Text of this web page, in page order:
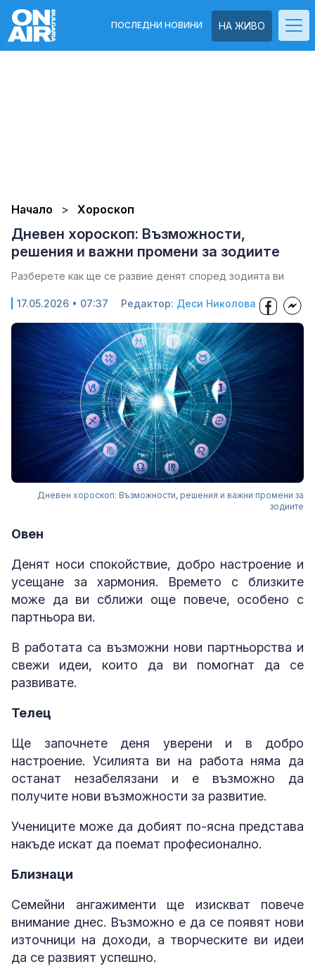
НА ЖИВО
ПОСЛЕДНИ НОВИНИ
Начало Хороскоп
Дневен хороскоп: Възможности,
решения и важни промени за зодиите
Разберете как ще се развие денят според зодията ви
17.05.2026 • 07:37 Редактор: Деси Николова
Дневен хороскоп: Възможности, решения и важни промени за
зодиите
Овен
Денят носи спокойствие, добро настроение и
усещане за хармония. Времето с близките
може да ви сближи още повече, особено с
партньора ви.
В работата са възможни нови партньорства и
свежи идеи, които да ви помогнат да се
развивате.
Телец
Ще започнете деня уверени и в добро
настроение. Усилията ви на работа няма да
останат незабелязани и е възможно да
получите нови възможности за развитие.
Учениците може да добият по-ясна представа
накъде искат да поемат професионално.
Близнаци
Семейни ангажименти ще изискват повече
внимание днес. Възможно е да се появят нови
източници на доходи, а творческите ви идеи
да се развият успешно.